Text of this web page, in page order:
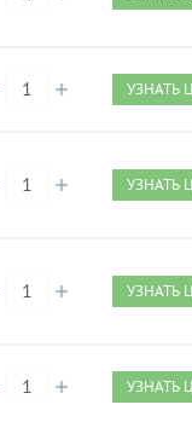
УЗНАТЬ
УЗНАТЬ
УЗНАТЬ
УЗНАТЬ